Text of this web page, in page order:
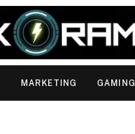
MARKETING GAMING